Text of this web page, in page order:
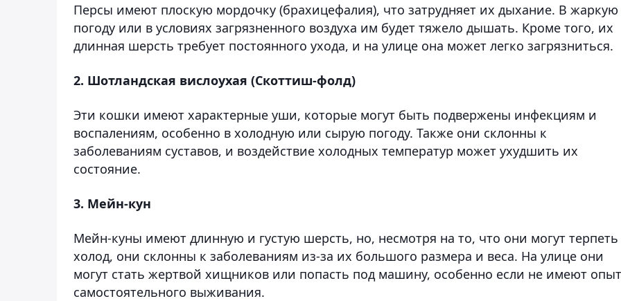
Персы имеют плоскую мордочку (брахицефалия), что затрудняет их дыхание. В жаркую
погоду или в условиях загрязненного воздуха им будет тяжело дышать. Кроме того, их
длинная шерсть требует постоянного ухода, и на улице она может легко загрязниться.
2. Шотландская вислоухая (Скоттиш-фолд)
Эти кошки имеют характерные уши, которые могут быть подвержены инфекциям и
воспалениям, особенно в холодную или сырую погоду. Также они склонны к
заболеваниям суставов, и воздействие холодных температур может ухудшить их
состояние.
3. Мейн-кун
Мейн-куны имеют длинную и густую шерсть, но, несмотря на то, что они могут терпеть
холод, они склонны к заболеваниям из-за их большого размера и веса. На улице они
могут стать жертвой хищников или попасть под машину, особенно если не имеют
самостоятельного выживания.